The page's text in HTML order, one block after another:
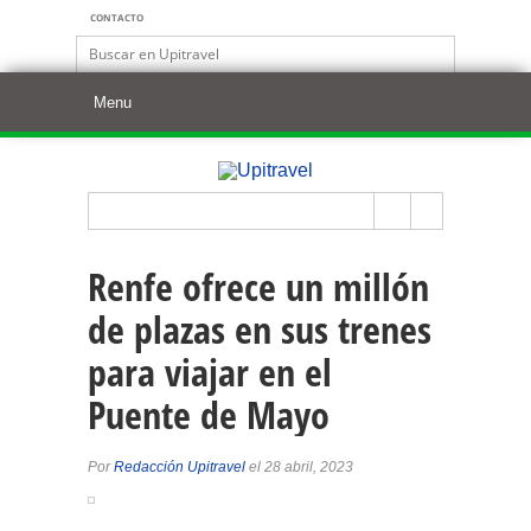
CONTACTO
Renfe ofrece un millón
de plazas en sus trenes
para viajar en el
Puente de Mayo
PorRedacción Upitravel el 28 abril, 2023